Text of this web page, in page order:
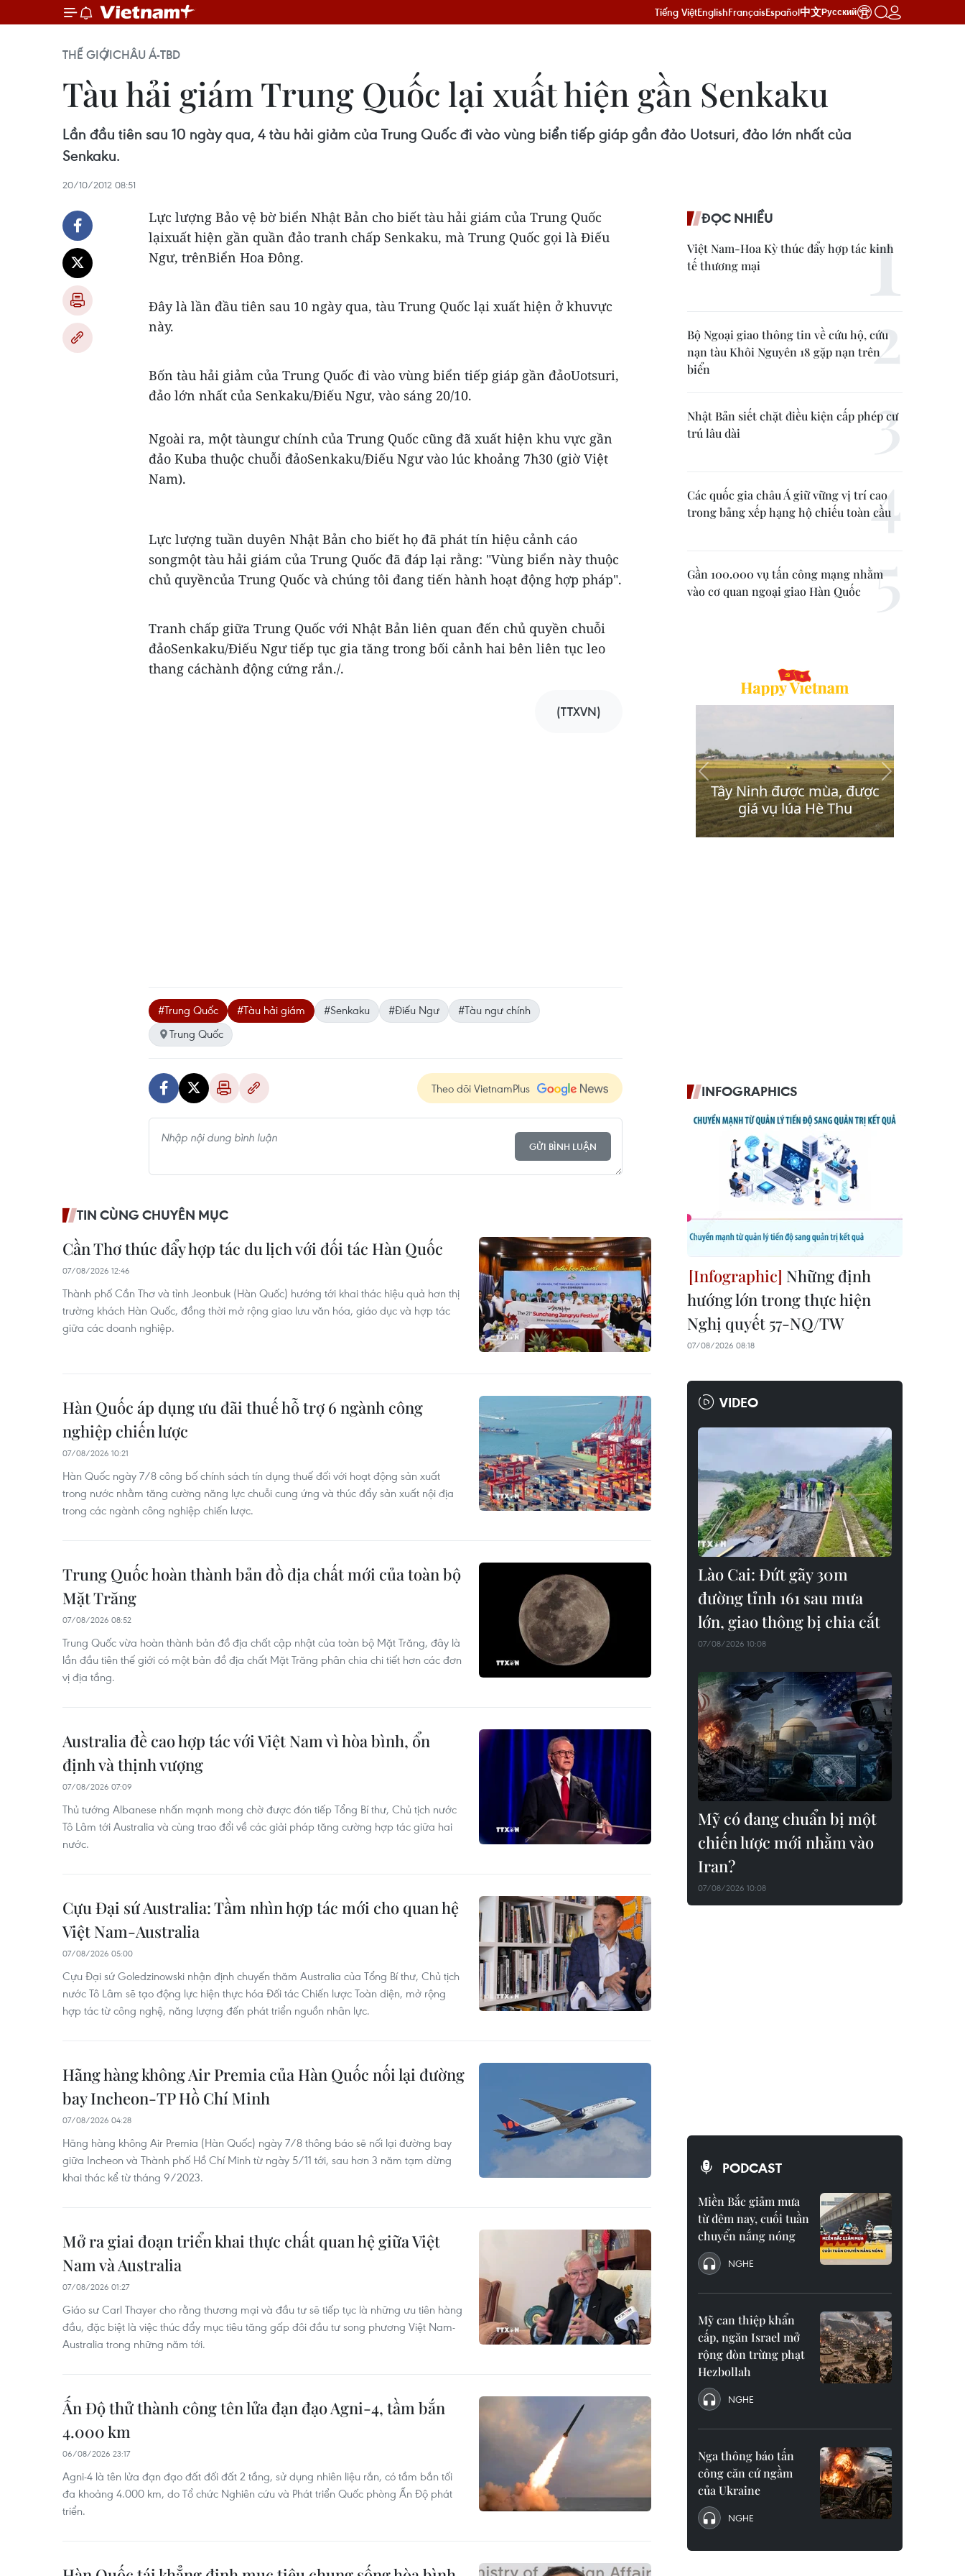
Tiếng ViệtEnglishFrançaisEspañol中文Русский
THẾ GIỚICHÂU Á-TBD
Tàu hải giám Trung Quốc lại xuất hiện gần Senkaku
Lần đầu tiên sau 10 ngày qua, 4 tàu hải giảm của Trung Quốc đi vào vùng biển tiếp giáp gần đảo Uotsuri, đảo lớn nhất của
Senkaku.
20/10/2012 08:51
Lực lượng Bảo vệ bờ biển Nhật Bản cho biết tàu hải giám của Trung Quốc
lạixuất hiện gần quần đảo tranh chấp Senkaku, mà Trung Quốc gọi là Điếu
Ngư, trênBiển Hoa Đông.
Đây là lần đầu tiên sau 10 ngày qua, tàu Trung Quốc lại xuất hiện ở khuvực
này.
Bốn tàu hải giảm của Trung Quốc đi vào vùng biển tiếp giáp gần đảoUotsuri,
đảo lớn nhất của Senkaku/Điếu Ngư, vào sáng 20/10.
Ngoài ra, một tàungư chính của Trung Quốc cũng đã xuất hiện khu vực gần
đảo Kuba thuộc chuỗi đảoSenkaku/Điếu Ngư vào lúc khoảng 7h30 (giờ Việt
Nam).
Lực lượng tuần duyên Nhật Bản cho biết họ đã phát tín hiệu cảnh cáo
songmột tàu hải giám của Trung Quốc đã đáp lại rằng: "Vùng biển này thuộc
chủ quyềncủa Trung Quốc và chúng tôi đang tiến hành hoạt động hợp pháp".
Tranh chấp giữa Trung Quốc với Nhật Bản liên quan đến chủ quyền chuỗi
đảoSenkaku/Điếu Ngư tiếp tục gia tăng trong bối cảnh hai bên liên tục leo
thang cáchành động cứng rắn./.
(TTXVN)
#Trung Quốc #Tàu hải giám #Senkaku #Điếu Ngư
#Tàu ngư chính
Trung Quốc
Theo dõi VietnamPlus
GỬI BÌNH LUẬN
TIN CÙNG CHUYÊN MỤC
Cần Thơ thúc đẩy hợp tác du lịch với đối tác Hàn Quốc
07/08/2026 12:46
Thành phố Cần Thơ và tỉnh Jeonbuk (Hàn Quốc) hướng tới khai thác hiệu quả hơn thị
trường khách Hàn Quốc, đồng thời mở rộng giao lưu văn hóa, giáo dục và hợp tác
giữa các doanh nghiệp.
Hàn Quốc áp dụng ưu đãi thuế hỗ trợ 6 ngành công
nghiệp chiến lược
07/08/2026 10:21
Hàn Quốc ngày 7/8 công bố chính sách tín dụng thuế đối với hoạt động sản xuất
trong nước nhằm tăng cường năng lực chuỗi cung ứng và thúc đẩy sản xuất nội địa
trong các ngành công nghiệp chiến lược.
Trung Quốc hoàn thành bản đồ địa chất mới của toàn bộ
Mặt Trăng
07/08/2026 08:52
Trung Quốc vừa hoàn thành bản đồ địa chất cập nhật của toàn bộ Mặt Trăng, đây là
lần đầu tiên thế giới có một bản đồ địa chất Mặt Trăng phân chia chi tiết hơn các đơn
vị địa tầng.
Australia đề cao hợp tác với Việt Nam vì hòa bình, ổn
định và thịnh vượng
07/08/2026 07:09
Thủ tướng Albanese nhấn mạnh mong chờ được đón tiếp Tổng Bí thư, Chủ tịch nước
Tô Lâm tới Australia và cùng trao đổi về các giải pháp tăng cường hợp tác giữa hai
nước.
Cựu Đại sứ Australia: Tầm nhìn hợp tác mới cho quan hệ
Việt Nam-Australia
07/08/2026 05:00
Cựu Đại sứ Goledzinowski nhận định chuyến thăm Australia của Tổng Bí thư, Chủ tịch
nước Tô Lâm sẽ tạo động lực hiện thực hóa Đối tác Chiến lược Toàn diện, mở rộng
hợp tác từ công nghệ, năng lượng đến phát triển nguồn nhân lực.
Hãng hàng không Air Premia của Hàn Quốc nối lại đường
bay Incheon-TP Hồ Chí Minh
07/08/2026 04:28
Hãng hàng không Air Premia (Hàn Quốc) ngày 7/8 thông báo sẽ nối lại đường bay
giữa Incheon và Thành phố Hồ Chí Minh từ ngày 5/11 tới, sau hơn 3 năm tạm dừng
khai thác kể từ tháng 9/2023.
Mở ra giai đoạn triển khai thực chất quan hệ giữa Việt
Nam và Australia
07/08/2026 01:27
Giáo sư Carl Thayer cho rằng thương mại và đầu tư sẽ tiếp tục là những ưu tiên hàng
đầu, đặc biệt là việc thúc đẩy mục tiêu tăng gấp đôi đầu tư song phương Việt Nam-
Australia trong những năm tới.
Ấn Độ thử thành công tên lửa đạn đạo Agni-4, tầm bắn
4.000 km
06/08/2026 23:17
Agni-4 là tên lửa đạn đạo đất đối đất 2 tầng, sử dụng nhiên liệu rắn, có tầm bắn tối
đa khoảng 4.000 km, do Tổ chức Nghiên cứu và Phát triển Quốc phòng Ấn Độ phát
triển.
ĐỌC NHIỀU
Việt Nam-Hoa Kỳ thúc đẩy hợp tác kinh
tế thương mại
Bộ Ngoại giao thông tin về cứu hộ, cứu
nạn tàu Khôi Nguyên 18 gặp nạn trên
biển
Nhật Bản siết chặt điều kiện cấp phép cư
trú lâu dài
Các quốc gia châu Á giữ vững vị trí cao
trong bảng xếp hạng hộ chiếu toàn cầu
Gần 100.000 vụ tấn công mạng nhằm
vào cơ quan ngoại giao Hàn Quốc
INFOGRAPHICS
Những định
hướng lớn trong thực hiện
Nghị quyết 57-NQ/TW
07/08/2026 08:18
VIDEO
Lào Cai: Đứt gãy 30m
đường tỉnh 161 sau mưa
lớn, giao thông bị chia cắt
07/08/2026 10:08
Mỹ có đang chuẩn bị một
chiến lược mới nhằm vào
Iran?
07/08/2026 10:08
PODCAST
Miền Bắc giảm mưa
từ đêm nay, cuối tuần
chuyển nắng nóng
NGHE
Mỹ can thiệp khẩn
cấp, ngăn Israel mở
rộng đòn trừng phạt
Hezbollah
NGHE
Nga thông báo tấn
công căn cứ ngầm
của Ukraine
NGHE